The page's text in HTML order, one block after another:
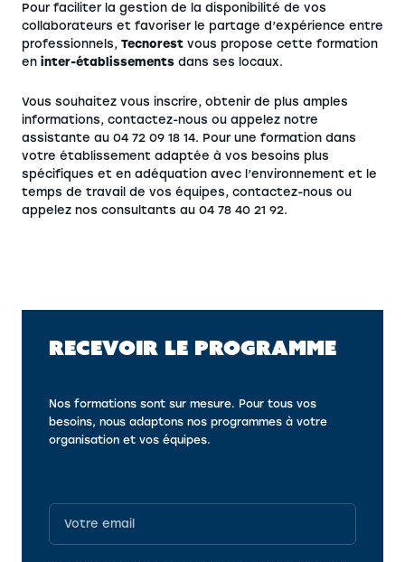
Pour faciliter la gestion de la disponibilité de vos
collaborateurs et favoriser le partage d’expérience entre
professionnels, Tecnorest vous propose cette formation
en inter-établissements dans ses locaux.
Vous souhaitez vous inscrire, obtenir de plus amples
informations, contactez-nous ou appelez notre
assistante au 04 72 09 18 14. Pour une formation dans
votre établissement adaptée à vos besoins plus
spécifiques et en adéquation avec l’environnement et le
temps de travail de vos équipes, contactez-nous ou
appelez nos consultants au 04 78 40 21 92.
RECEVOIR LE PROGRAMME
Nos formations sont sur mesure. Pour tous vos
besoins, nous adaptons nos programmes à votre
organisation et vos équipes.
Programme